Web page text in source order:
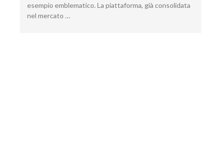
esempio emblematico. La piattaforma, già consolidata
nel mercato …